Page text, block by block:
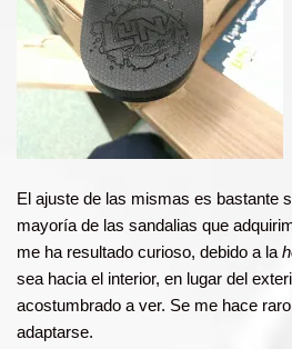
El ajuste de las mismas es bastante
mayoría de las sandalias que
me ha resultado curioso, debido a la
sea hacia el interior, en lugar del
acostumbrado a ver. Se me hace
adaptarse.